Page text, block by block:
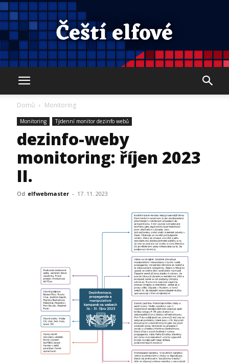
Čeští elfové
Domů Monitoring
Monitoring Týdenní monitor dezinfo webů
dezinfo-weby
monitoring: říjen 2023
II.
Od elfwebmaster - 17. 11. 2023